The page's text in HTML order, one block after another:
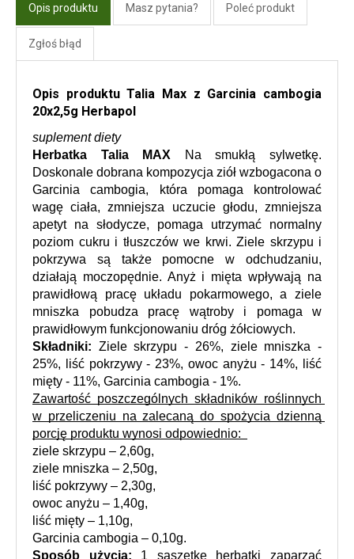
Opis produktu Masz pytania? Poleć produkt
Zgłoś błąd
Opis produktu Talia Max z Garcinia cambogia
20x2,5g Herbapol
suplement diety
Herbatka Talia MAX Na smukłą sylwetkę.
Doskonale dobrana kompozycja ziół wzbogacona o
Garcinia cambogia, która pomaga kontrolować
wagę ciała, zmniejsza uczucie głodu, zmniejsza
apetyt na słodycze, pomaga utrzymać normalny
poziom cukru i tłuszczów we krwi. Ziele skrzypu i
pokrzywa są także pomocne w odchudzaniu,
działają moczopędnie. Anyż i mięta wpływają na
prawidłową pracę układu pokarmowego, a ziele
mniszka pobudza pracę wątroby i pomaga w
prawidłowym funkcjonowaniu dróg żółciowych.
Składniki: Ziele skrzypu - 26%, ziele mniszka -
25%, liść pokrzywy - 23%, owoc anyżu - 14%, liść
mięty - 11%, Garcinia cambogia - 1%.
Zawartość poszczególnych składników roślinnych
w przeliczeniu na zalecaną do spożycia dzienną
porcję produktu wynosi odpowiednio:
ziele skrzypu – 2,60g,
ziele mniszka – 2,50g,
liść pokrzywy – 2,30g,
owoc anyżu – 1,40g,
liść mięty – 1,10g,
Garcinia cambogia – 0,10g.
Sposób użycia: 1 saszetkę herbatki zaparzać